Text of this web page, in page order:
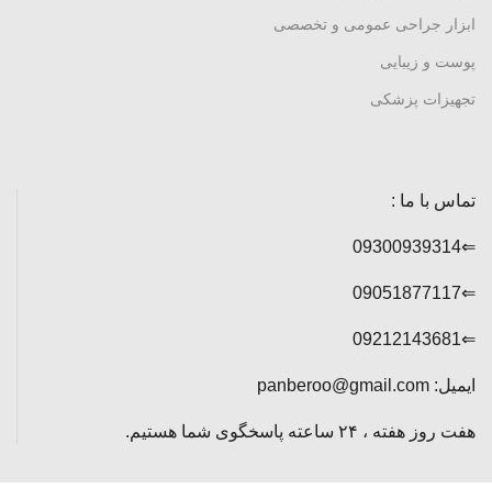
ابزار جراحی عمومی و تخصصی
پوست و زیبایی
تجهیزات پزشکی
تماس با ما :
⇐09300939314
⇐09051877117
⇐09212143681
ایمیل: panberoo@gmail.com
هفت روز هفته ، ۲۴ ساعته پاسخگوی شما هستیم.